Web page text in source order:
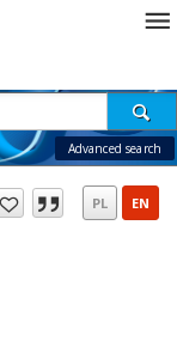
Advanced search
PL EN